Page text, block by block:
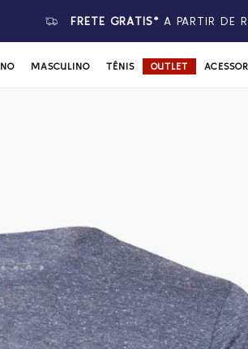
FRETE GRÁTIS* A PARTIR DE
MASCULINO TÊNIS OUTLET